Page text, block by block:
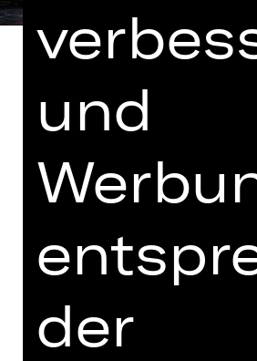
nach einer Idee von
Buch von Arthur
Gesangstexte von
In englischer und
Altersempfehlung: ab
Die Idee, Shakespeares
und
der